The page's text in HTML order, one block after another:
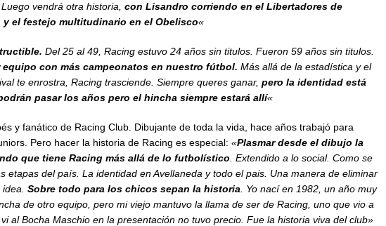
vendrá otra historia, con Lisandro corriendo en el Libertadores de
y el festejo multitudinario en el Obelisco«
Del 25 al 49, Racing estuvo 24 años sin titulos. Fueron 59 años sin titulos.
equipo con más campeonatos en nuestro fútbol. Más allá de la estadística y el
te enrostra, Racing trasciende. Siempre queres ganar, pero la identidad está
pasar los años pero el hincha siempre estará allí«
y fanático de Racing Club. Dibujante de toda la vida, hace años trabajó para
Pero hacer la historia de Racing es especial: «Plasmar desde el dibujo la
que tiene Racing más allá de lo futbolístico . Extendido a lo social. Como se
etapas del país. La identidad en Avellaneda y todo el pais. Una manera de eliminar
Sobre todo para los chicos sepan la historia . Yo nací en 1982, un año muy
de otro equipo, pero mi viejo mantuvo la llama de ser de Racing, uno que vio a
al Bocha Maschio en la presentación no tuvo precio. Fue la historia viva del club»